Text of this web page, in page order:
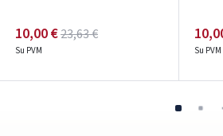
10,00 €23,63 €
Su PVM Su PVM